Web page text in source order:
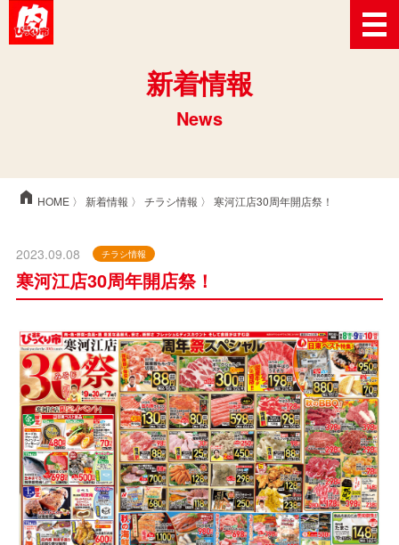
新着情報
News
home HOME 〉 新着情報 〉 チラシ情報 〉 寒河江店30周年開店祭！
2023.09.08 チラシ情報
寒河江店30周年開店祭！